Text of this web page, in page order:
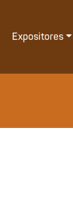
Expositores